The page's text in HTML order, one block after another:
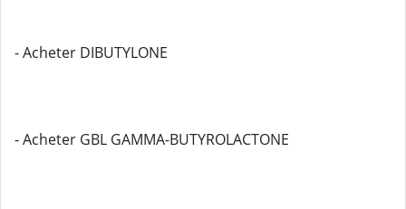
- Acheter DIBUTYLONE
- Acheter GBL GAMMA-BUTYROLACTONE